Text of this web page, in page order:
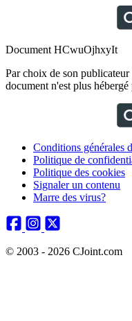
Document HCwuOjhxyIt
Par choix de son
document n'est plus hébergé
Conditions générales
Politique de
Politique des cookies
Signaler un contenu
Marre des virus?
© 2003 - 2026 CJoint.com